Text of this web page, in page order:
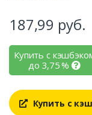
187,99 руб.
Купить с
до 3,75%
Купить с